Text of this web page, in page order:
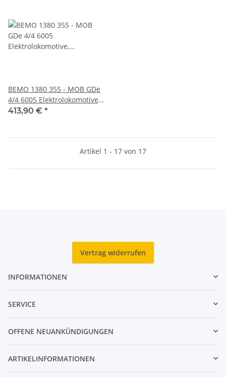
BEMO 1380 355 - MOB GDe
4/4 6005 Elektrolokomotive,
schwarzblau/perlweiss -
413,90 € *
Artikel 1 - 17 von 17
Vertrag widerrufen
INFORMATIONEN
SERVICE
OFFENE NEUANKÜNDIGUNGEN
ARTIKELINFORMATIONEN